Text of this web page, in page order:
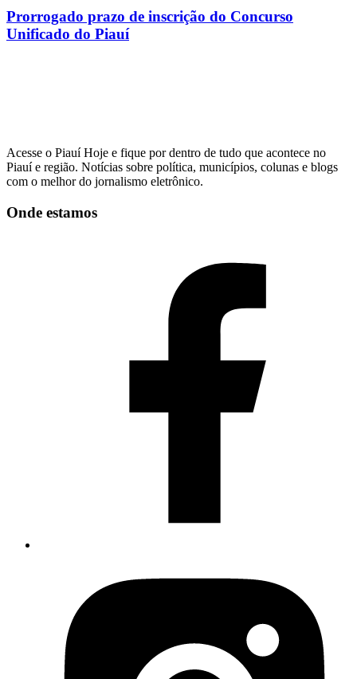
Prorrogado prazo de inscrição do Concurso
Unificado do Piauí
Acesse o Piauí Hoje e fique por dentro de tudo que acontece no
Piauí e região. Notícias sobre política, municípios, colunas e blogs
com o melhor do jornalismo eletrônico.
Onde estamos